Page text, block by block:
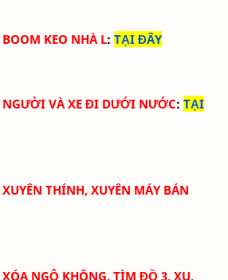
BOOM KEO NHÀ L: TẠI ĐÂY
NGƯỜI VÀ XE ĐI DƯỚI NƯỚC: TẠI
XUYÊN THÍNH, XUYÊN MÁY BÁN
XÓA NGỘ KHÔNG, TÌM ĐỒ 3, XU,